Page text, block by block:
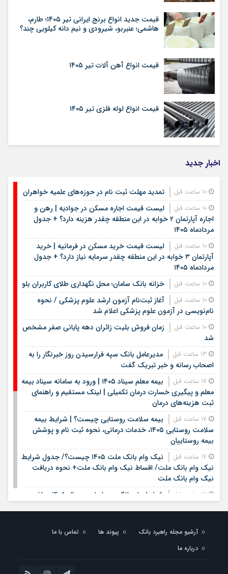
قیمت جدید انواع برنج ایرانی تیر ۱۴۰۵؛ طارم،
هاشمی؛ عنبربو، شیرودی و نیم دانه کیلویی چند؟
قیمت انواع آهن آلات تیر ۱۴۰۵
قیمت انواع لوله فلزی تیر ۱۴۰۵
اخبار جدید
تمدید مهلت ثبت نام در حوزه‌های علمیه خواهران
لیست قیمت اجاره مسکن در جوادیه | رهن و
اجاره آپارتمان ۲ خوابه در این منطقه چقدر هزینه دارد؟ + جدول
مردادماه ۱۴۰۵
لیست قیمت خرید مسکن در فرمانیه | خرید
آپارتمان ۳ خوابه در این منطقه چقدر سرمایه نیاز دارد؟ + جدول
مردادماه ۱۴۰۵
خزانه بانک سامان؛ محل نگهداری طلای کاربران بلو
آغاز ثبت‌نام آزمون ارشد علوم پزشکی / نحوه
نام‌نویسی در آزمون علوم پزشکی اعلام شد
زمان فروش بلیت زائران دهه پایانی صفر مشخص
شد
مدیرعامل بانک سپه فرارسیدن روز خبرنگار را به
اصحاب رسانه و خبر تبریک گفت
بیمه معلم سیناد ۱۴۰۵ | ورود به سامانه سیناد بیمه
معلم و پیگیری خسارت درمان تکمیلی | لینک مستقیم و راهنمای
ثبت هزینه‌های درمان
بیمه سلامت روستایی چیست؟ | شرایط بیمه
سلامت روستایی ۱۴۰۵، خدمات درمانی، نحوه ثبت نام و پوشش
بیمه روستاییان
نیک وام بانک ملت ۱۴۰۵ چیست؟/ جدول شرایط
نیک وام بانک ملت/ اقساط نیک وام بانک ملت+ نحوه دریافت
نیک وام بانک ملت
شرایط وام بانک مهر ایران در سال ۱۴۰۵؛ مبلغ،
وام، ضامن، اقساط و نحوه ثبت نام
آرشیو مجله راهبرد بانک پیوند ها
تماس با ما
درباره ما